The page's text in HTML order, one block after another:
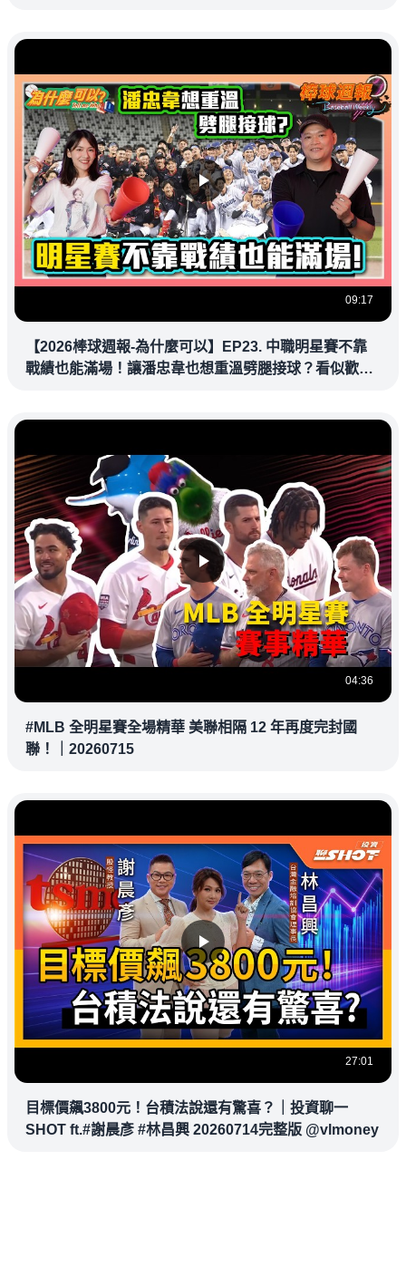
09:17
【2026棒球週報-為什麼可以】EP23. 中職明星賽不靠
戰績也能滿場！讓潘忠韋也想重溫劈腿接球？看似歡樂
04:36
#MLB 全明星賽全場精華 美聯相隔 12 年再度完封國
聯！｜20260715
27:01
目標價飆3800元！台積法說還有驚喜？｜投資聊一
SHOT ft.#謝晨彥 #林昌興 20260714完整版 @vlmoney